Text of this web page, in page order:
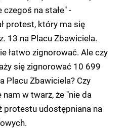
na stałe" -
protest, który ma się
13 na Placu Zbawiciela.
łatwo zignorować. Ale czy
się zignorować 10 699
Placu Zbawiciela? Czy
w twarz, że "nie da
protestu udostępniana na